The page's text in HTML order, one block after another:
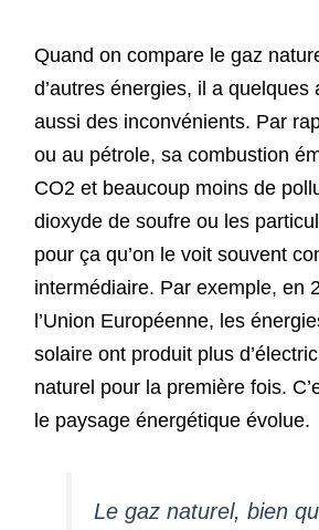
Quand on compare le gaz
d’autres énergies, il a quelques
aussi des inconvénients. Par
ou au pétrole, sa combustion
CO2 et beaucoup moins de
dioxyde de soufre ou les
pour ça qu’on le voit souvent
intermédiaire. Par exemple, en
l’Union Européenne, les
solaire ont produit plus
naturel pour la première fois.
le paysage énergétique évolue.
Le gaz naturel, bien